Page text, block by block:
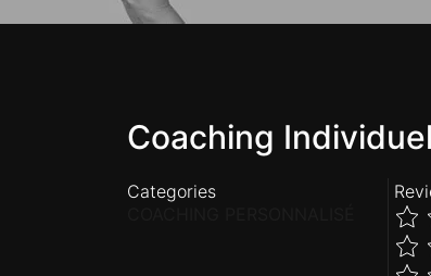
Coaching
Categories